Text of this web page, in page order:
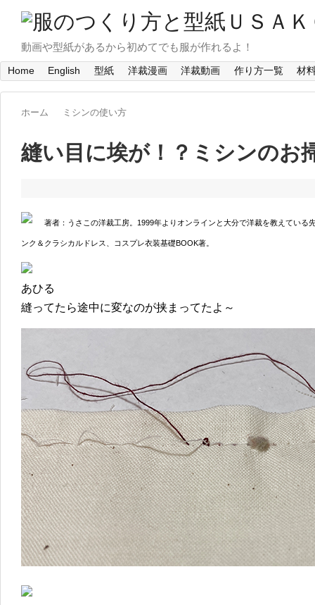
動画や型紙があるから初めてでも服が作れるよ！
Home English 型紙 洋裁漫画 洋裁動画 作り方一覧 材
ホーム ミシンの使い方
縫い目に埃が！？ミシンのお
著者：うさこの洋裁工房。1999年よりオンラインと大分で洋裁を教えている
ンク＆クラシカルドレス、コスプレ衣装基礎BOOK著。
あひる
縫ってたら途中に変なのが挟まってたよ～